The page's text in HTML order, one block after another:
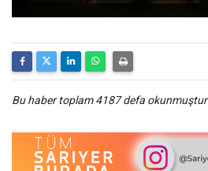
Bu haber toplam 4187 defa okunmuştur